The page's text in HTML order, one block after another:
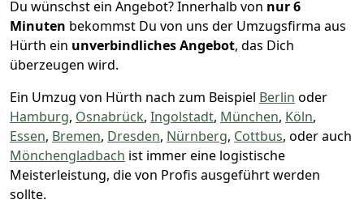
Du wünschst ein Angebot? Innerhalb von nur 6
Minuten bekommst Du von uns der Umzugsfirma aus
Hürth ein unverbindliches Angebot, das Dich
überzeugen wird.
Ein Umzug von Hürth nach zum Beispiel Berlin oder
Hamburg, Osnabrück, Ingolstadt, München, Köln,
Essen, Bremen, Dresden, Nürnberg, Cottbus, oder auch
Mönchen­gladbach ist immer eine logistische
Meisterleistung, die von Profis ausgeführt werden
sollte.